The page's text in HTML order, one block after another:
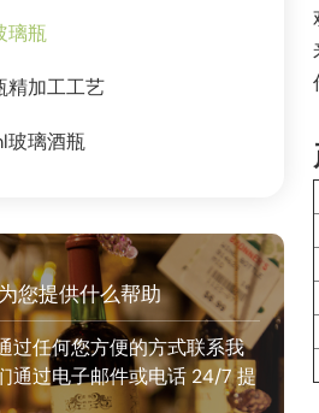
璃瓶
精加工工艺
璃酒瓶
您提供什么帮助
过任何您方便的方式联系我
通过电子邮件或电话 24/7 提